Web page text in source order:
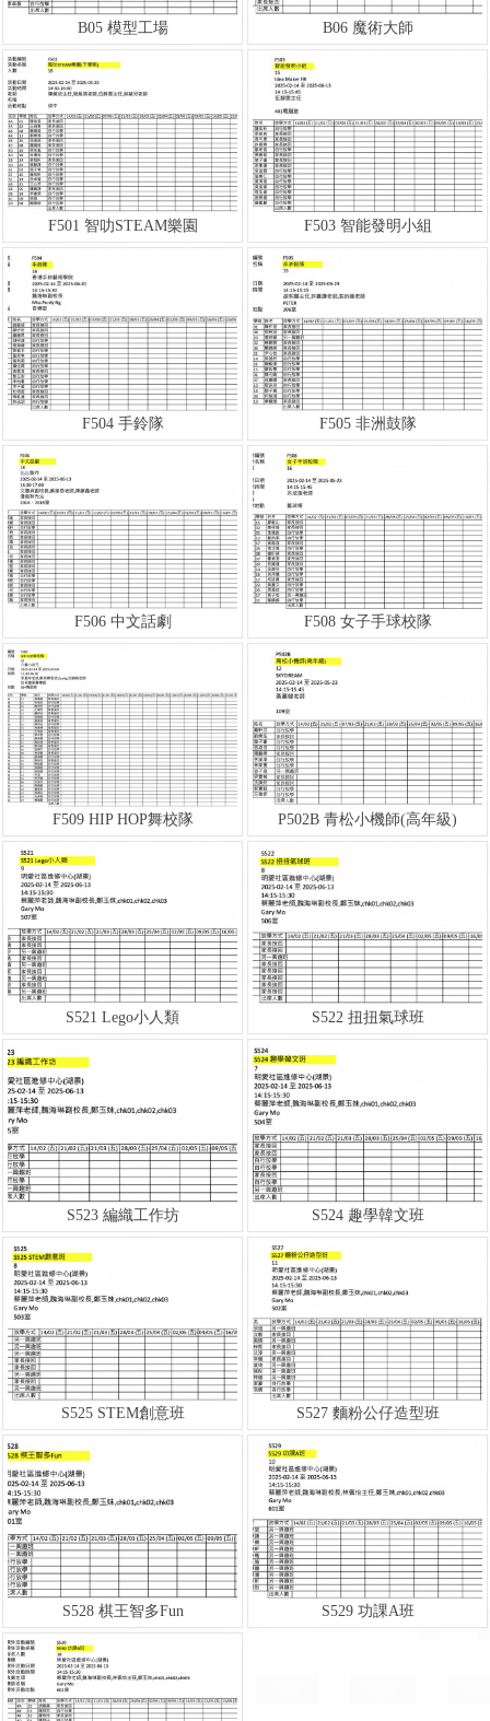
B05 模型工場 B06 魔術大師
F501 智叻STEAM樂園 F503 智能發明小組
F504 手鈴隊 F505 非洲鼓隊
F506 中文話劇 F508 女子手球校隊
F509 HIP HOP舞校隊 P502B 青松小機師(高年級)
S521 Lego小人類 S522 扭扭氣球班
S523 編織工作坊 S524 趣學韓文班
S525 STEM創意班 S527 麵粉公仔造型班
S528 棋王智多Fun S529 功課A班